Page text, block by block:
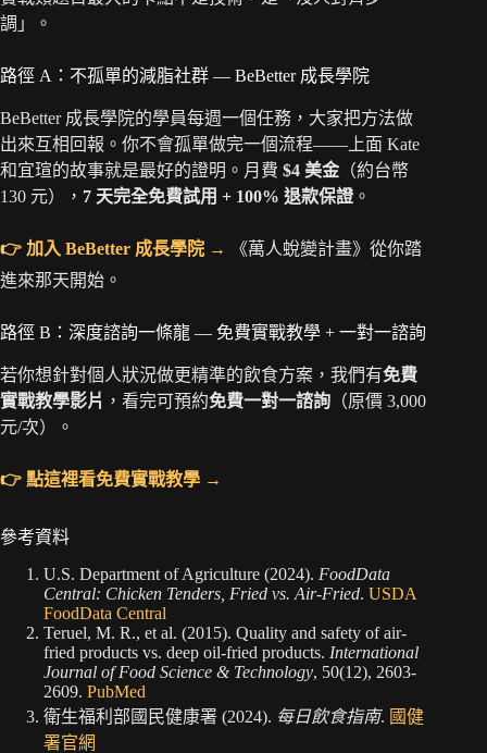
調」。
路徑 A：不孤單的減脂社群 — BeBetter 成長學院
BeBetter 成長學院的學員每週一個任務，大家把方法做
出來互相回報。你不會孤單做完一個流程——上面 Kate
和宜瑄的故事就是最好的證明。月費 $4 美金 （約台幣
130 元）， 7 天完全免費試用 + 100% 退款保證 。
👉 加入 BeBetter 成長學院 →
《萬人蛻變計畫》從你踏
進來那天開始。
路徑 B：深度諮詢一條龍 — 免費實戰教學 + 一對一諮詢
若你想針對個人狀況做更精準的飲食方案，我們有免費
實戰教學影片 ，看完可預約免費一對一諮詢 （原價 3,000
元/次）。
👉 點這裡看免費實戰教學 →
參考資料
U.S. Department of Agriculture (2024). FoodData
Central: Chicken Tenders, Fried vs. Air-Fried. USDA
FoodData Central
Teruel, M. R., et al. (2015). Quality and safety of air-
fried products vs. deep oil-fried products. International
Journal of Food Science & Technology, 50(12), 2603-
2609. PubMed
衛生福利部國民健康署 (2024). 每日飲食指南. 國健
署官網